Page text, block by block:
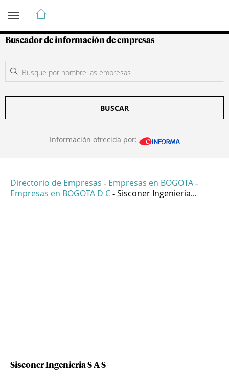
Guía de Empresas Colombianas
Buscador de información de empresas
BUSCAR
Información ofrecida por:
Directorio de Empresas - Empresas en BOGOTA -
Empresas en BOGOTA D C - Sisconer Ingenieria...
Sisconer Ingenieria S A S